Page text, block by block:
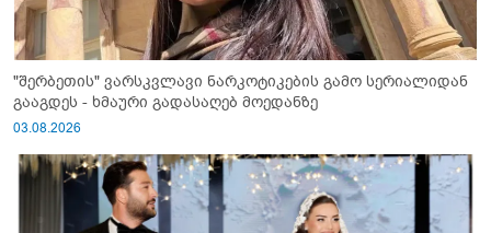
"შერბეთის" ვარსკვლავი ნარკოტიკების გამო სერიალიდან
გააგდეს - ხმაური გადასაღებ მოედანზე
03.08.2026